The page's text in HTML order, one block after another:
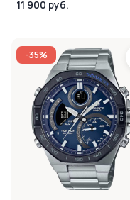
11 900 руб.
-35%